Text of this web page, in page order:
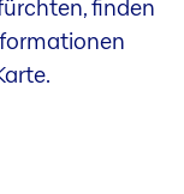
finden